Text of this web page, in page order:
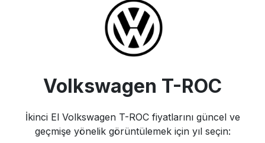
Volkswagen T-ROC
İkinci El Volkswagen T-ROCfiyatlarını güncel ve
geçmişe yönelik görüntülemek için yıl seçin: